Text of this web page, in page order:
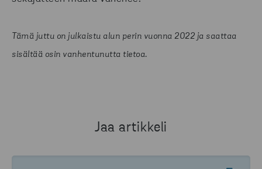
Tämä juttu on julkaistu alun perin vuonna 2022 ja saattaa
sisältää osin vanhentunutta tietoa.
Jaa artikkeli